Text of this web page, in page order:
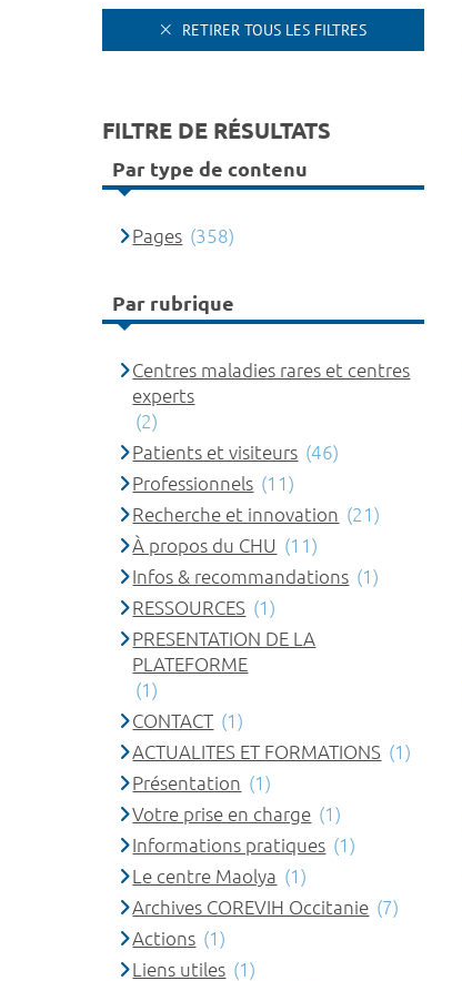
RETIRER TOUS LES FILTRES
FILTRE DE RÉSULTATS
Par type de contenu
Pages (358)
Par rubrique
Centres maladies rares et centres
experts
(2)
Patients et visiteurs (46)
Professionnels (11)
Recherche et innovation (21)
À propos du CHU (11)
Infos & recommandations (1)
RESSOURCES (1)
PRESENTATION DE LA
PLATEFORME
(1)
CONTACT (1)
ACTUALITES ET FORMATIONS (1)
Présentation (1)
Votre prise en charge (1)
Informations pratiques (1)
Le centre Maolya (1)
Archives COREVIH Occitanie (7)
Actions (1)
Liens utiles (1)